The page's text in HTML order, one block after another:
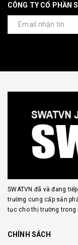
CÔNG TY CỔ PHẦN
SWATVN đã và đang
trường cung cấp sản
tục cho thị trường trong
CHÍNH SÁCH